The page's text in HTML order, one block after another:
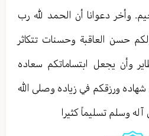
وأخر دعوانا أن الحمد لله رب
حسن العاقبة وحسنات تتكاثر
وأن يجعل ابتساماتكم سعاده
ورزقكم في زياده وصلى الله
وسلم تسليماً كثيرا